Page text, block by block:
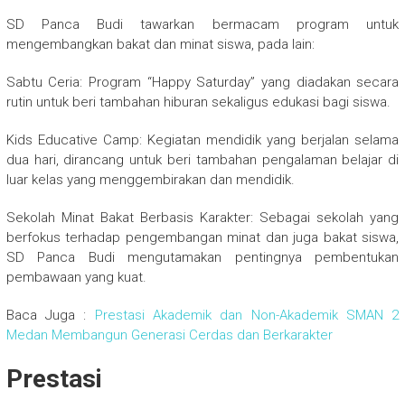
SD Panca Budi tawarkan bermacam program untuk
mengembangkan bakat dan minat siswa, pada lain:
Sabtu Ceria: Program “Happy Saturday” yang diadakan secara
rutin untuk beri tambahan hiburan sekaligus edukasi bagi siswa.
Kids Educative Camp: Kegiatan mendidik yang berjalan selama
dua hari, dirancang untuk beri tambahan pengalaman belajar di
luar kelas yang menggembirakan dan mendidik.
Sekolah Minat Bakat Berbasis Karakter: Sebagai sekolah yang
berfokus terhadap pengembangan minat dan juga bakat siswa,
SD Panca Budi mengutamakan pentingnya pembentukan
pembawaan yang kuat.
Baca Juga : Prestasi Akademik dan Non-Akademik SMAN 2
Medan Membangun Generasi Cerdas dan Berkarakter
Prestasi